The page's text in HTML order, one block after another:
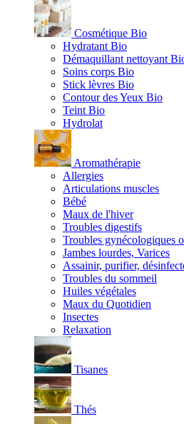
Cosmétique Bio
Hydratant Bio
Démaquillant nettoyant
Soins corps Bio
Stick lèvres Bio
Contour des Yeux Bio
Teint Bio
Hydrolat
Aromathérapie
Allergies
Articulations muscles
Bébé
Maux de l'hiver
Troubles digestifs
Troubles gynécologiques
Jambes lourdes, Varices
Assainir, purifier,
Troubles du sommeil
Huiles végétales
Maux du Quotidien
Insectes
Relaxation
Tisanes
Thés